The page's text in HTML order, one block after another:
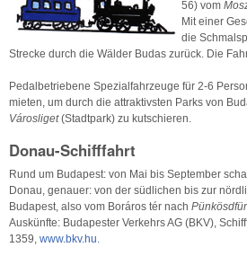
56) vom
Mit einer
die
Strecke durch die Wälder Budas zurück. Die
Pedalbetriebene Spezialfahrzeuge für 2-6
mieten, um durch die attraktivsten Parks von
Városliget(Stadtpark) zu kutschieren.
Donau-Schifffahrt
Rund um Budapest: von Mai bis September
Donau, genauer: von der südlichen bis zur
Budapest, also vom Boráros tér nach
Auskünfte: Budapester Verkehrs AG (BKV),
1359, www.bkv.hu.